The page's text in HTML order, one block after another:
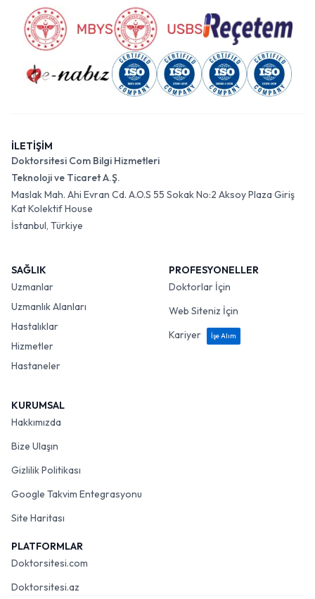
İLETİŞİM
Doktorsitesi Com Bilgi Hizmetleri
Teknoloji ve Ticaret A.Ş.
Maslak Mah. Ahi Evran Cd. A.O.S 55 Sokak No:2 Aksoy Plaza Giriş
Kat Kolektif House
İstanbul, Türkiye
SAĞLIK
Uzmanlar
Uzmanlık Alanları
Hastalıklar
Hizmetler
Hastaneler
PROFESYONELLER
Doktorlar İçin
Web Siteniz İçin
Kariyer
İşe Alım
KURUMSAL
Hakkımızda
Bize Ulaşın
Gizlilik Politikası
Google Takvim Entegrasyonu
Site Haritası
PLATFORMLAR
Doktorsitesi.com
Doktorsitesi.az